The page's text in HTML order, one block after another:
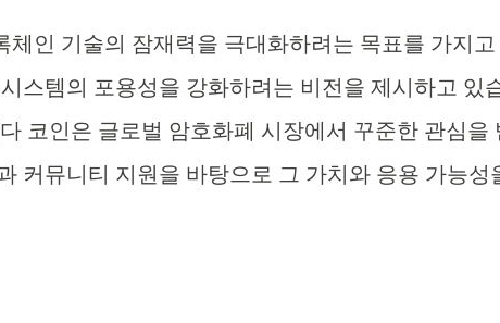
체인 기술의 잠재력을 극대화하려는 목표를 가지고
스템의 포용성을 강화하려는 비전을 제시하고 있
코인은 글로벌 암호화폐 시장에서 꾸준한 관심을
커뮤니티 지원을 바탕으로 그 가치와 응용 가능성